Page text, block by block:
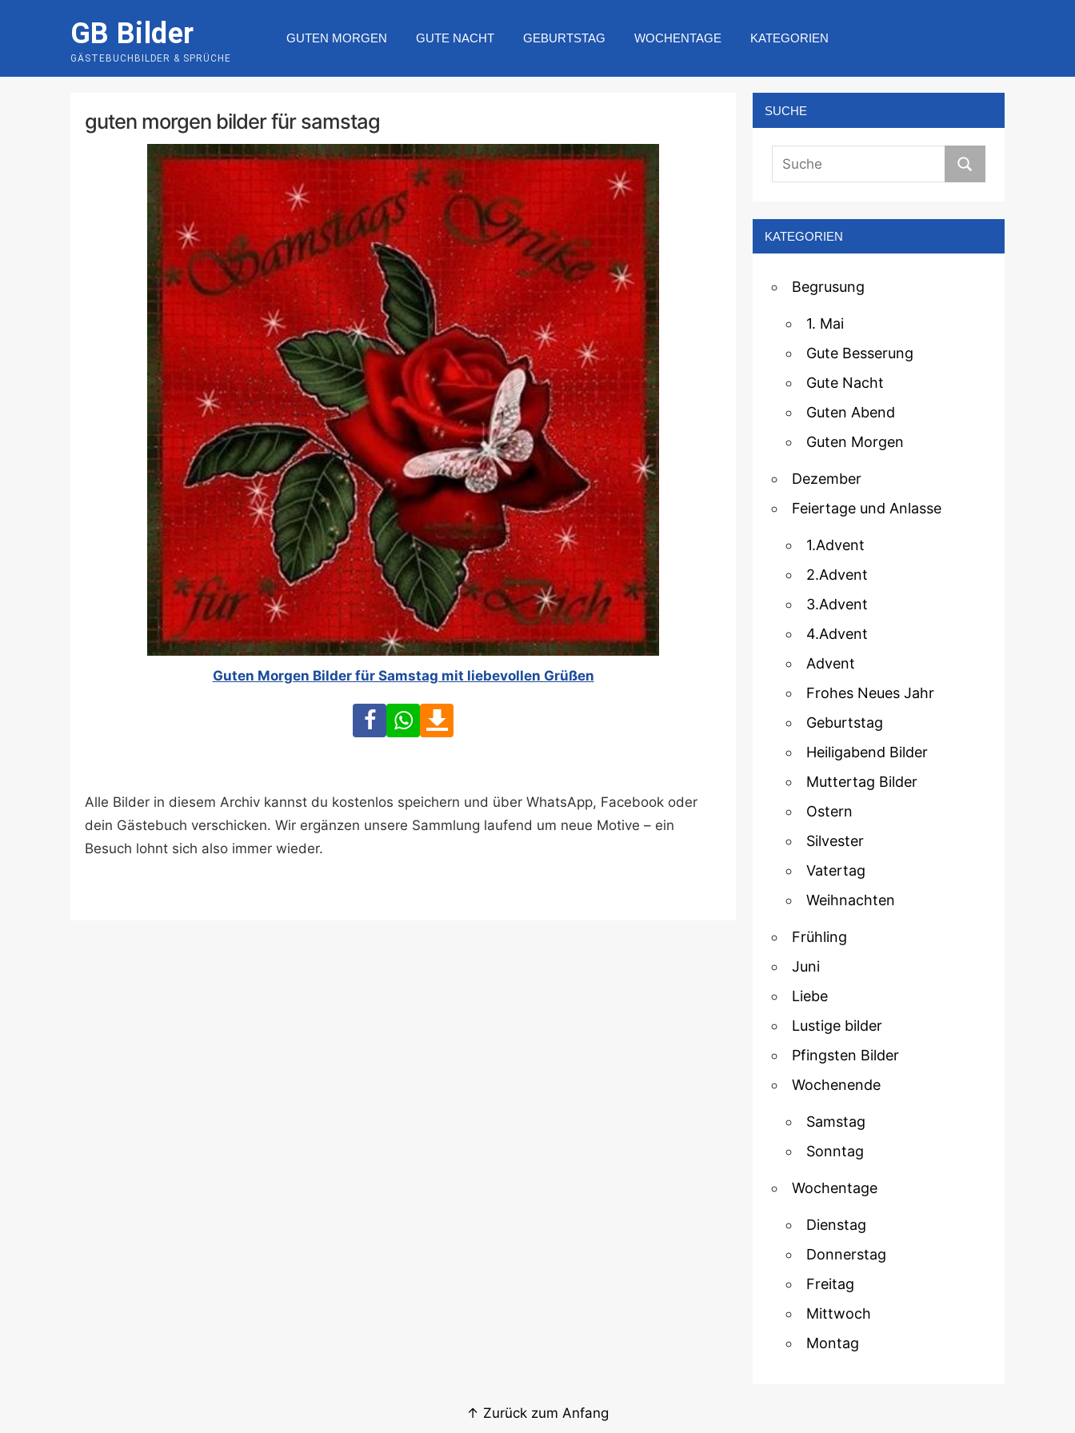
GB Bilder
GÄSTEBUCHBILDER & SPRÜCHE
GUTEN MORGEN GUTE NACHT GEBURTSTAG WOCHENTAGE KATEGORIEN
guten morgen bilder für samstag
Guten Morgen Bilder für Samstag mit liebevollen Grüßen
FacebookWhatsApp
Alle Bilder in diesem Archiv kannst du kostenlos speichern und über WhatsApp, Facebook oder
dein Gästebuch verschicken. Wir ergänzen unsere Sammlung laufend um neue Motive – ein
Besuch lohnt sich also immer wieder.
SUCHE
KATEGORIEN
Begrusung
1. Mai
Gute Besserung
Gute Nacht
Guten Abend
Guten Morgen
Dezember
Feiertage und Anlasse
1.Advent
2.Advent
3.Advent
4.Advent
Advent
Frohes Neues Jahr
Geburtstag
Heiligabend Bilder
Muttertag Bilder
Ostern
Silvester
Vatertag
Weihnachten
Frühling
Juni
Liebe
Lustige bilder
Pfingsten Bilder
Wochenende
Samstag
Sonntag
Wochentage
Dienstag
Donnerstag
Freitag
Mittwoch
Montag
↑ Zurück zum Anfang